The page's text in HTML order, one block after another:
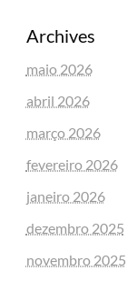
Archives
maio 2026
abril 2026
março 2026
fevereiro 2026
janeiro 2026
dezembro 2025
novembro 2025